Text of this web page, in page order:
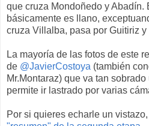
que cruza Mondoñedo y Abadín.
básicamente es llano,
cruza Villalba, pasa por Guitiriz
La mayoría de las fotos de este
de @JavierCostoya (también
Mr.Montaraz) que va tan
permite ir lastrado por varias
Por si quieres echarle un